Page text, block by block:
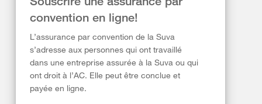
convention en ligne!
L’assurance par convention de la Suva
s’adresse aux personnes qui ont travaillé
dans une entreprise assurée à la Suva ou qui
ont droit à l’AC. Elle peut être conclue et
payée en ligne.